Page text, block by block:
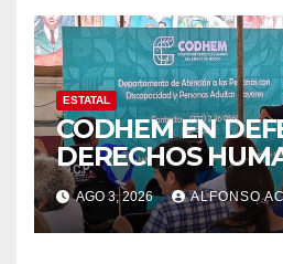
ESTATAL
CODHEM EN
DERECHOS
AGO 3, 2026 ALFONSO